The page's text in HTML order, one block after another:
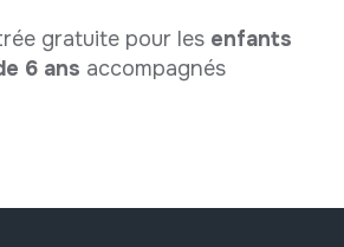
gratuite pour les enfants
6 ans accompagnés